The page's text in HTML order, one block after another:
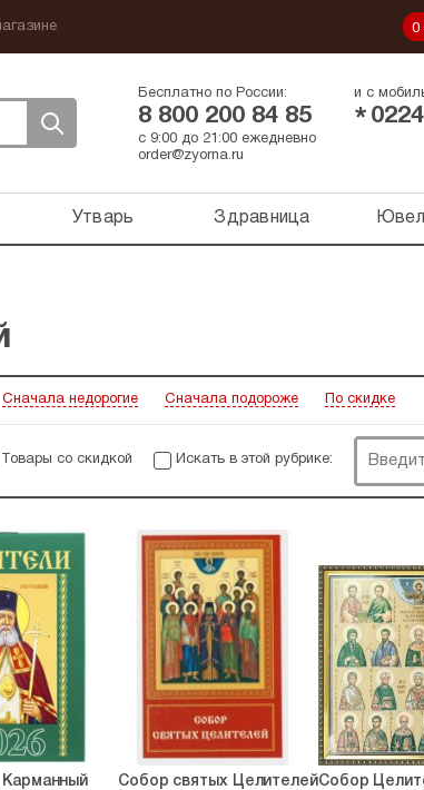
0
Бесплатно по России:
8 800 200 84 85
и с
* 0224
с 9:00 до 21:00 ежедневно
order@zyorna.ru
Утварь Здравница
Сначала недорогие Сначала подороже По скидке
Товары со скидкой Искать в этой рубрике:
Карманный
Собор святых ЦелителейСобор